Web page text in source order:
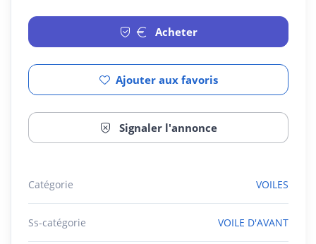
Acheter
Ajouter aux favoris
Signaler l'annonce
Catégorie VOILES
Ss-catégorie VOILE D'AVANT